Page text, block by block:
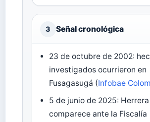
3 Señal cronológica
23 de octubre de 2002:
investigados ocurrieron en
Fusagasugá (Infobae
5 de junio de 2025: Herrera
comparece ante la Fiscalía